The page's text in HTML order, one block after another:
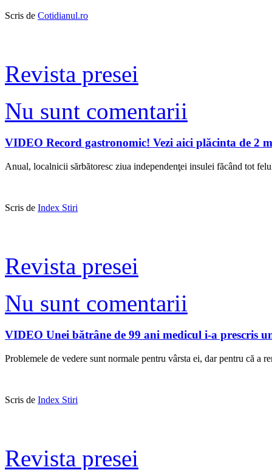
Scris de Cotidianul.ro
Revista presei
Nu sunt comentarii
VIDEO Record gastronomic! Vezi aici plăcinta de 2
Anual, localnicii sărbătoresc ziua independenţei insulei făcând tot
Scris de Index Stiri
Revista presei
Nu sunt comentarii
VIDEO Unei bătrâne de 99 ani medicul i-a prescris
Problemele de vedere sunt normale pentru vârsta ei, dar pentru că a
Scris de Index Stiri
Revista presei